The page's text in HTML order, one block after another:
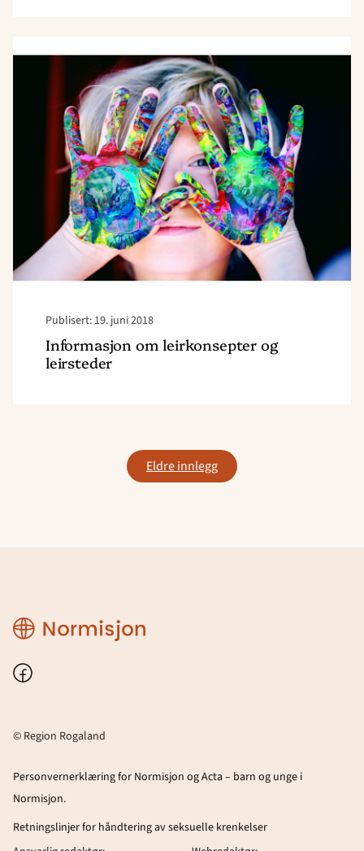
Publisert: 19. juni 2018
Informasjon om leirkonsepter og
leirsteder
article
"Informasjon
om
leirkonsepter
og
leirsteder"
Innleggnavigasjon
Eldre innlegg
Region
Rogaland
Facebook
© Region Rogaland
Personvernerklæring for Normisjon og Acta – barn og unge i
Normisjon.
Retningslinjer for håndtering av seksuelle krenkelser